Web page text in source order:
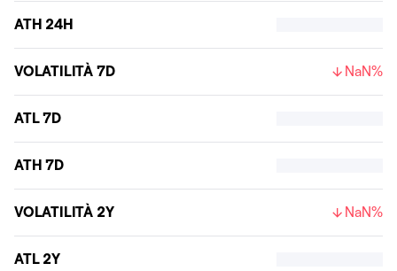
ATH 24H
VOLATILITÀ 7D NaN%
ATL 7D
ATH 7D
VOLATILITÀ 2Y NaN%
ATL 2Y